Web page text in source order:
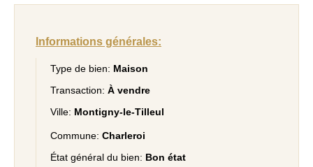
Informations générales:
Type de bien: Maison
Transaction: À vendre
Ville: Montigny-le-Tilleul
Commune: Charleroi
État général du bien: Bon état